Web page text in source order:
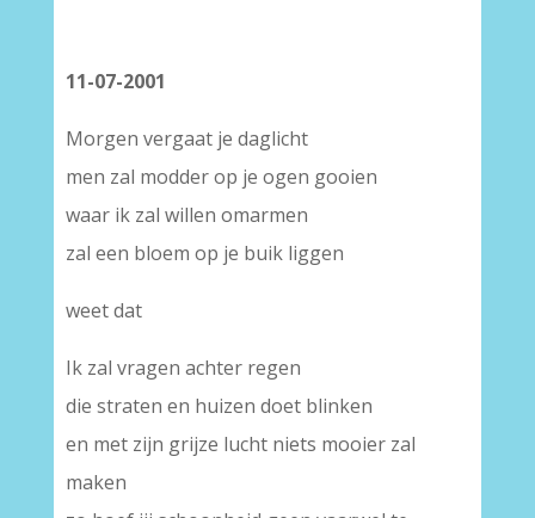
11-07-2001
Morgen vergaat je daglicht
men zal modder op je ogen gooien
waar ik zal willen omarmen
zal een bloem op je buik liggen
weet dat
Ik zal vragen achter regen
die straten en huizen doet blinken
en met zijn grijze lucht niets mooier zal
maken